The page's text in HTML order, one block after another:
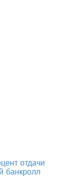
отдачи
банкролл